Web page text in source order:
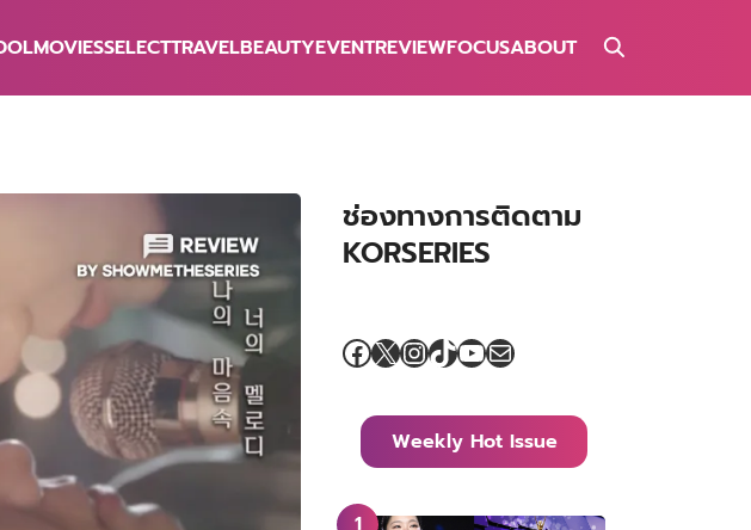
MOVIESSELECTTRAVELBEAUTYEVENTREVIEWFOCUSABOUT
ช่องทางการติดตาม
KORSERIES
Facebook
X Instagram
TikTok
YouTube
Mail
Weekly Hot Issue